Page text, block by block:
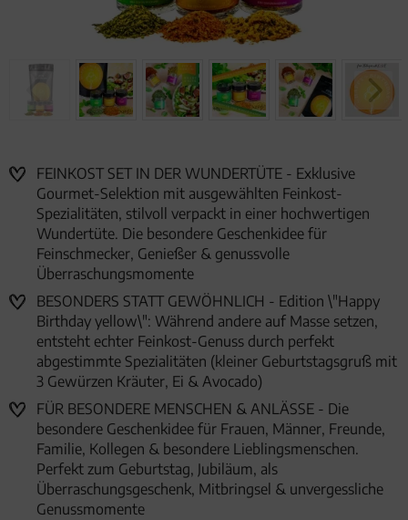
FEINKOST SET IN DER WUNDERTÜTE - Exklusive
Gourmet-Selektion mit ausgewählten Feinkost-
Spezialitäten, stilvoll verpackt in einer hochwertigen
Wundertüte. Die besondere Geschenkidee für
Feinschmecker, Genießer & genussvolle
Überraschungsmomente
BESONDERS STATT GEWÖHNLICH - Edition \"Happy
Birthday yellow\": Während andere auf Masse setzen,
entsteht echter Feinkost-Genuss durch perfekt
abgestimmte Spezialitäten (kleiner Geburtstagsgruß mit
3 Gewürzen Kräuter, Ei & Avocado)
FÜR BESONDERE MENSCHEN & ANLÄSSE - Die
besondere Geschenkidee für Frauen, Männer, Freunde,
Familie, Kollegen & besondere Lieblingsmenschen.
Perfekt zum Geburtstag, Jubiläum, als
Überraschungsgeschenk, Mitbringsel & unvergessliche
Genussmomente